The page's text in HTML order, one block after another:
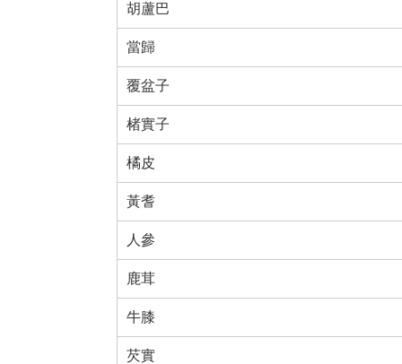
胡蘆巴
當歸
覆盆子
楮實子
橘皮
黃耆
人參
鹿茸
牛膝
芡實